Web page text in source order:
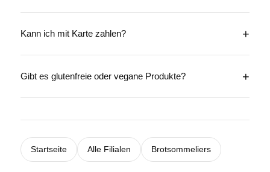
Kann ich mit Karte zahlen?
Gibt es glutenfreie oder vegane Produkte?
Startseite Alle Filialen Brotsommeliers